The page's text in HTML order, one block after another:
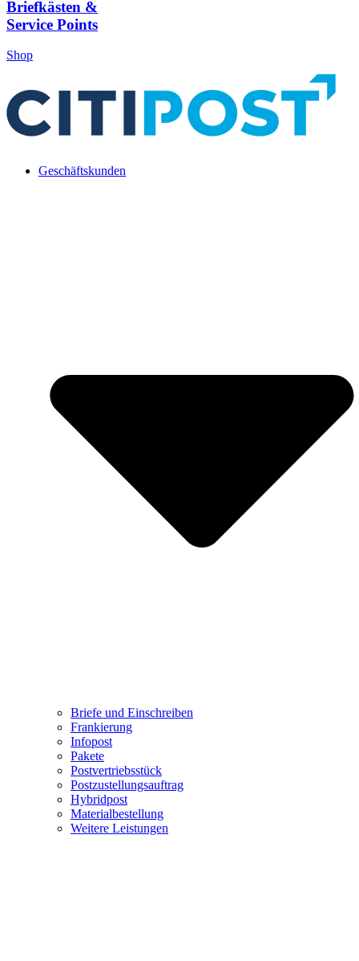
Briefkästen &
Service Points
Shop
Geschäftskunden
Briefe und Einschreiben
Frankierung
Infopost
Pakete
Postvertriebsstück
Postzustellungsauftrag
Hybridpost
Materialbestellung
Weitere Leistungen